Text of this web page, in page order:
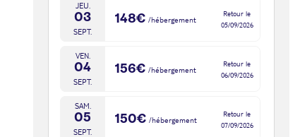
JEU.
03
SEPT.
148€ /hébergement
Retour le
05/09/2026
VEN.
04
SEPT.
156€ /hébergement
Retour le
06/09/2026
SAM.
05
SEPT.
150€ /hébergement
Retour le
07/09/2026